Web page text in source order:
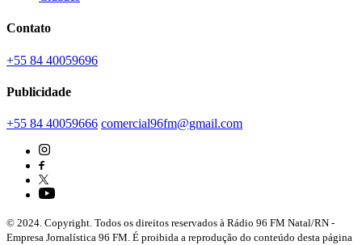
Contato
+55 84 40059696
Publicidade
+55 84 40059666 comercial96fm@gmail.com
© 2024. Copyright. Todos os direitos reservados à Rádio 96 FM Natal/RN -
Empresa Jornalística 96 FM. É proibida a reprodução do conteúdo desta página